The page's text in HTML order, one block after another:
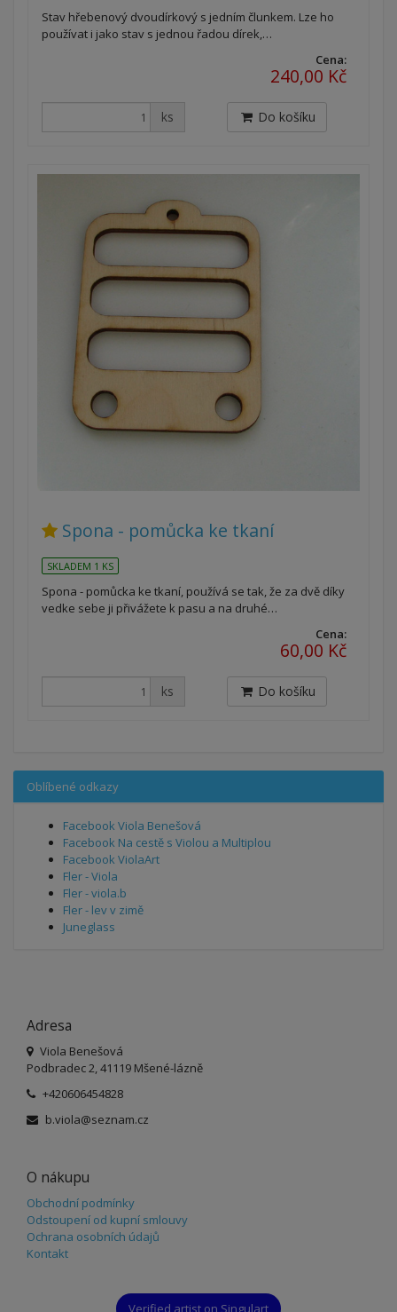
Stav hřebenový dvoudírkový s jedním člunkem. Lze ho
používat i jako stav s jednou řadou dírek,…
Cena:
240,00 Kč
ks Do košíku
Spona - pomůcka ke tkaní
SKLADEM 1 KS
Spona - pomůcka ke tkaní, používá se tak, že za dvě díky
vedke sebe ji přivážete k pasu a na druhé…
Cena:
60,00 Kč
ks Do košíku
Oblíbené odkazy
Facebook Viola Benešová
Facebook Na cestě s Violou a Multiplou
Facebook ViolaArt
Fler - Viola
Fler - viola.b
Fler - lev v zimě
Juneglass
Adresa
Viola Benešová
Podbradec 2, 41119 Mšené-lázně
+420606454828
b.viola@seznam.cz
O nákupu
Obchodní podmínky
Odstoupení od kupní smlouvy
Ochrana osobních údajů
Kontakt
Verified artist on Singulart